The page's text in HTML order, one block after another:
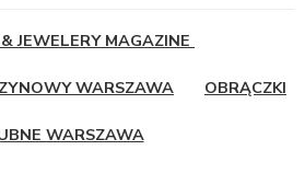
JEWELERY MAGAZINE
WARSZAWA OBRĄCZKI
WARSZAWA